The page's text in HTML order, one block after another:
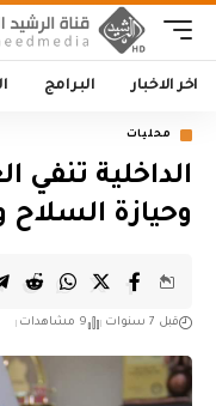
اخر الاخبار البرامج
محليات
الداخلية تنفي
وحيازة السلاح
قبل 7 سنوات 9 مشاهدات